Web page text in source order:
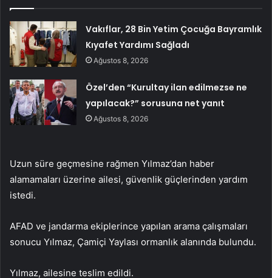
Vakıflar, 28 Bin Yetim Çocuğa Bayramlık
Kıyafet Yardımı Sağladı
Ağustos 8, 2026
Özel’den “Kurultay ilan edilmezse ne
yapılacak?” sorusuna net yanıt
Ağustos 8, 2026
Uzun süre geçmesine rağmen Yılmaz’dan haber
alamamaları üzerine ailesi, güvenlik güçlerinden yardım
istedi.
AFAD ve jandarma ekiplerince yapılan arama çalışmaları
sonucu Yılmaz, Çamiçi Yaylası ormanlık alanında bulundu.
Yılmaz, ailesine teslim edildi.